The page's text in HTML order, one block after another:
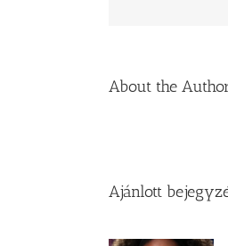
About the
Ajánlott